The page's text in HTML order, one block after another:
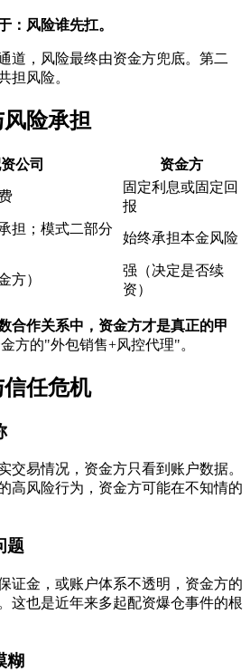
：风险谁先扛。
道，风险最终由资金方兜底。第二
担风险。
险承担
公司
资金方
固定利息或固定回
报
担；模式二部分
始终承担本金风险
方）
强（决定是否续
资）
合作关系中，资金方才是真正的甲
方的"外包销售+风控代理"。
任危机
交易情况，资金方只看到账户数据。
高风险行为，资金方可能在不知情的
题
证金，或账户体系不透明，资金方的
这也是近年来多起配资爆仓事件的根
糊